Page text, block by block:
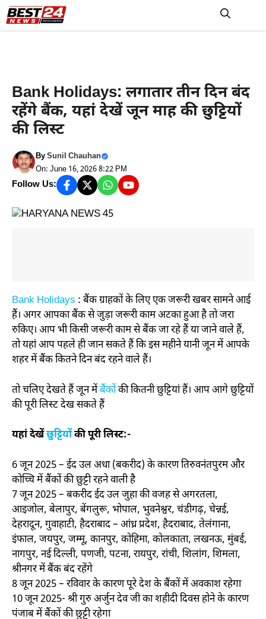
Skip
to
Bank Holidays: लगातार तीन दिन बंद
रहेंगे बैंक, यहां देखें जून माह की छुट्टियों
की लिस्ट
BySunil Chauhan
On: June 16, 2026 8:22 PM
Follow Us:
Bank Holidays : बैंक ग्राहकों के लिए एक जरूरी खबर सामने आई
हैं। अगर आपका बैंक से जुड़ा जरूरी काम अटका हुआ है तो जरा
रुकिए। आप भी किसी जरूरी काम से बैंक जा रहे हैं या जाने वाले हैं,
तो यहां आप पहले ही जान सकते हैं कि इस महीने यानी जून में आपके
शहर में बैंक कितने दिन बंद रहने वाले हैं।
तो चलिए देखते हैं जून मेंबैंकोंकी कितनी छुट्टियां हैं। आप आगे छुट्टियों
की पूरी लिस्ट देख सकते हैं
यहां देखेंछुट्टियोंकी पूरी लिस्ट:-
6 जून 2025 – ईद उल अधा (बकरीद) के कारण तिरुवनंतपुरम और
कोच्चि में बैंकों की छुट्टी रहने वाली है
7 जून 2025 – बकरीद ईद उल जुहा की वजह से अगरतला,
आइजोल, बेलापुर, बेंगलुरू, भोपाल, भुवनेश्वर, चंडीगढ़, चेन्नई,
देहरादून, गुवाहाटी, हैदराबाद – आंध्र प्रदेश, हैदराबाद, तेलंगाना,
इंफाल, जयपुर, जम्मू, कानपुर, कोहिमा, कोलकाता, लखनऊ, मुंबई,
नागपुर, नई दिल्ली, पणजी, पटना, रायपुर, रांची, शिलांग, शिमला,
श्रीनगर में बैंक बंद रहेंगे
8 जून 2025 – रविवार के कारण पूरे देश के बैंकों में अवकाश रहेगा
10 जून 2025- श्री गुरु अर्जुन देव जी का शहीदी दिवस होने के कारण
पंजाब में बैंकों की छुट्टी रहेगा